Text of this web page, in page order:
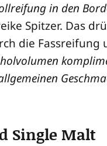
in den
Spit­zer. Das
die Fass­rei­fung
Single Malt